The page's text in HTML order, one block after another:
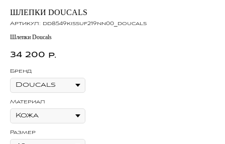
ШЛЕПКИ DOUCALS
Артикул: dd8549kissuf219nn00_doucals
Шлепки Doucals
34 200 р.
Бренд
Материал
Размер